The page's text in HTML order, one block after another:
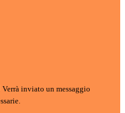
Verrà inviato un messaggio